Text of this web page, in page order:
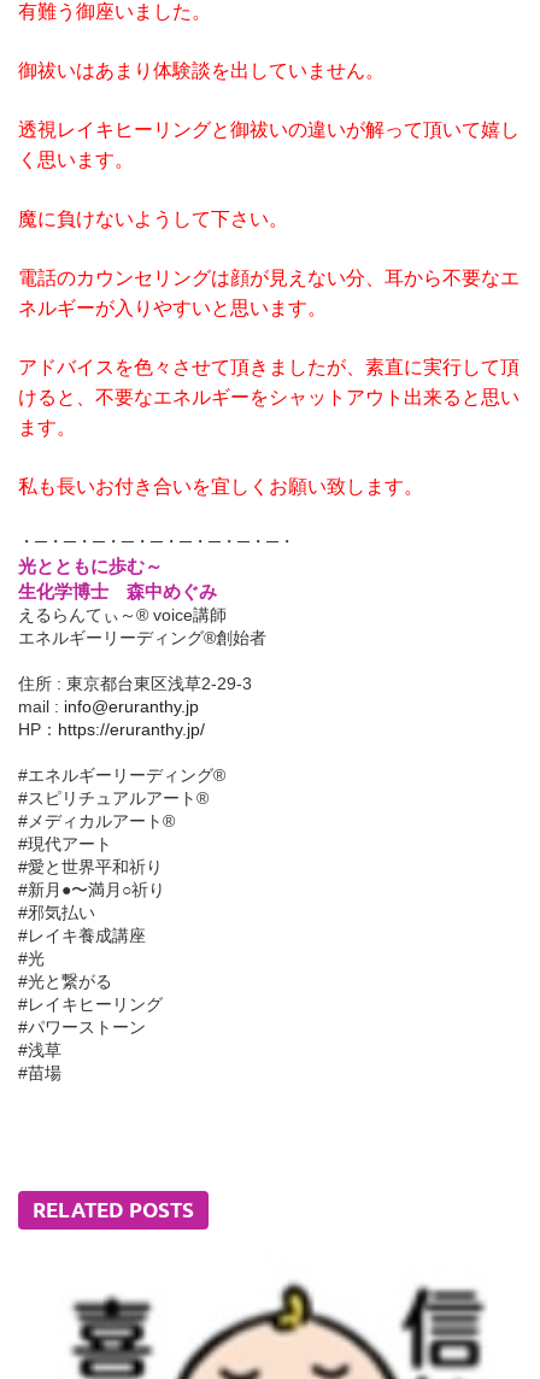
有難う御座いました。
御祓いはあまり体験談を出していません。
透視レイキヒーリングと御祓いの違いが解って頂いて嬉し
く思います。
魔に負けないようして下さい。
電話のカウンセリングは顔が見えない分、耳から不要なエ
ネルギーが入りやすいと思います。
アドバイスを色々させて頂きましたが、素直に実行して頂
けると、不要なエネルギーをシャットアウト出来ると思い
ます。
私も長いお付き合いを宜しくお願い致します。
・─・─・─・─・─・─・─・─・─・
光とともに歩む～
生化学博士 森中めぐみ
えるらんてぃ～® voice講師
エネルギーリーディング®創始者
住所 : 東京都台東区浅草2-29-3
mail : info@eruranthy.jp
HP： https://eruranthy.jp/
#エネルギーリーディング®︎
#スピリチュアルアート®︎
#メディカルアート®︎
#現代アート
#愛と世界平和祈り
#新月●〜満月○祈り
#邪気払い
#レイキ養成講座
#光
#光と繋がる
#レイキヒーリング
#パワーストーン
#浅草
#苗場
RELATED POSTS